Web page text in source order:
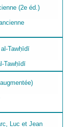
Tawḥīdī